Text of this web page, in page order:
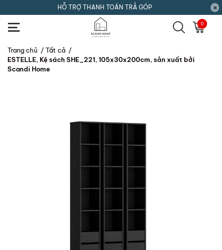
HỖ TRỢ THANH TOÁN TRẢ GÓP
0
Trang chủ / Tất cả /
ESTELLE, Kệ sách SHE_221, 105x30x200cm, sản xuất bởi
Scandi Home